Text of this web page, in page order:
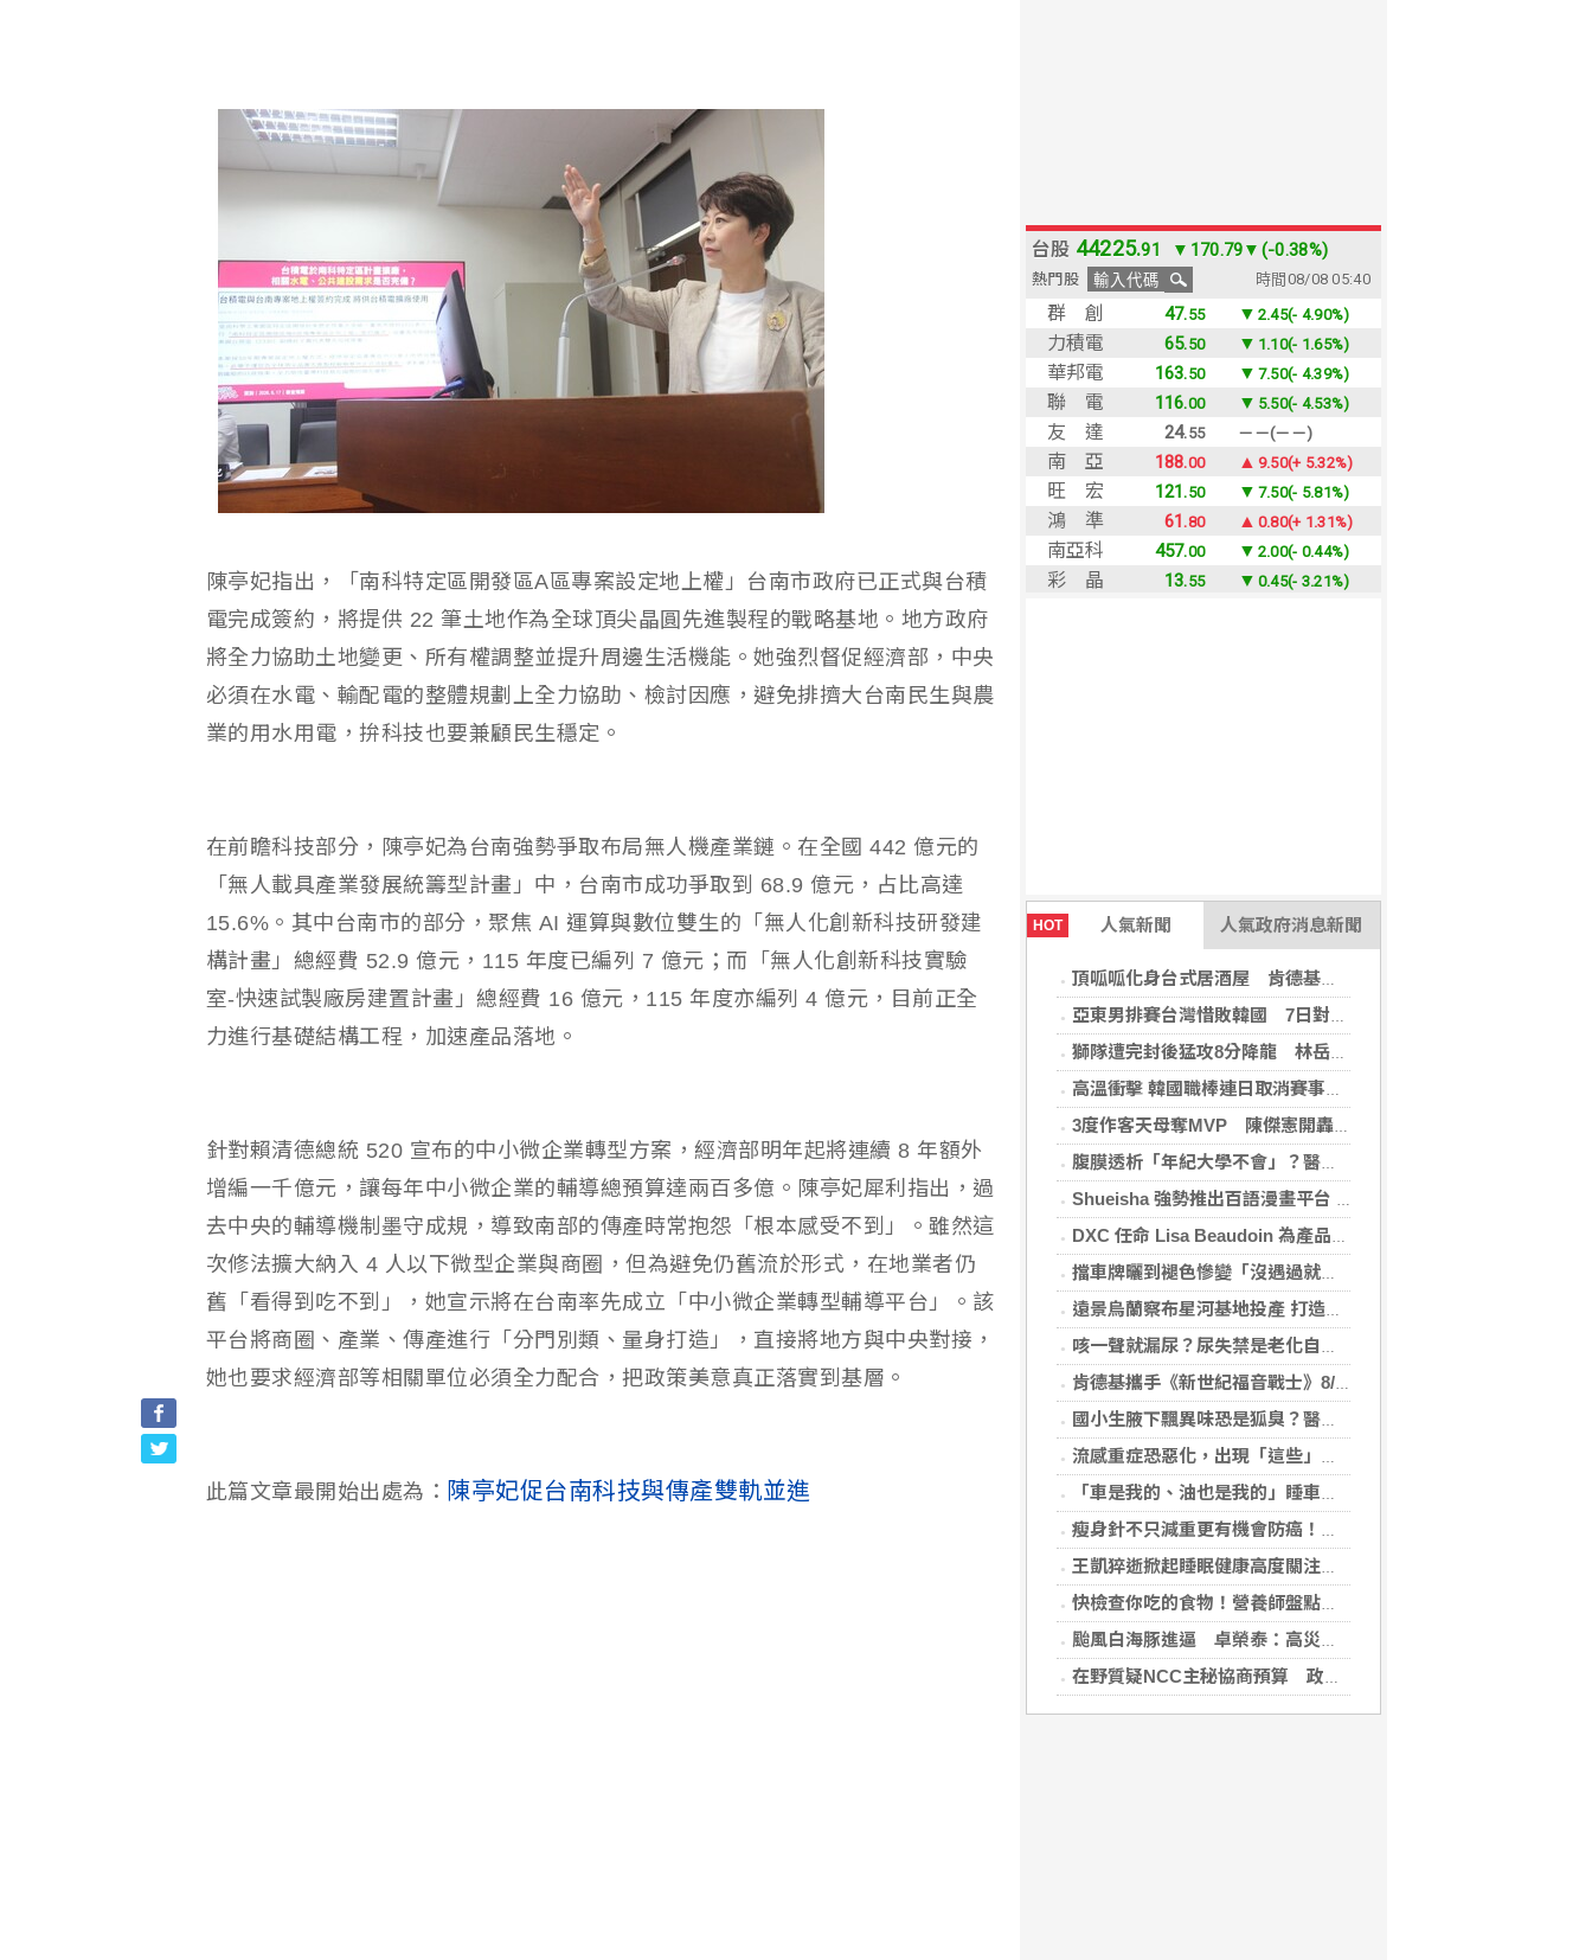
HOT 人氣新聞 人氣政府消息新聞
頂呱呱化身台式居酒屋 肯德基聯名EVA攻漫迷
亞東男排賽台灣惜敗韓國 7日對戰日本拚4強
獅隊遭完封後猛攻8分降龍 林岳平：總是要發揮
高溫衝擊 韓國職棒連日取消賽事、11日起晚間7時開打
3度作客天母奪MVP 陳傑憲開轟擊退雙殺心魔
腹膜透析「年紀大學不會」？醫：年齡並非限制 評估還要看3面向
Shueisha 強勢推出百語漫畫平台 MANGA MILLION 大舉進軍全球市場
DXC 任命 Lisa Beaudoin 為產品總監，以加速產品導向型增長
擋車牌曬到褪色慘變「沒遇過就好了」！崔始源親朝聖崩潰喊：記得常換照片
遠景烏蘭察布星河基地投產 打造吉瓦級AI基礎設施新模式
咳一聲就漏尿？尿失禁是老化自然現象？醫揭：不同尿失禁的治療方式
肯德基攜手《新世紀福音戰士》8/11霸脆覺醒 首度跨界台灣速食品牌！
國小生腋下飄異味恐是狐臭？醫：若伴青春期徵象應評估性早熟
流感重症恐惡化，出現「這些」症狀別再等！醫籲：別因非流感季就掉以輕心
「車是我的、油也是我的」睡車竟被收住宿費 官方一句話打臉飯店
瘦身針不只減重更有機會防癌！無糖尿病肥胖者使用GLP-1藥物 罹癌風險顯著下降
王凱猝逝掀起睡眠健康高度關注！醫籲：最危險的不是熬夜，而是「這個」錯覺
快檢查你吃的食物！營養師盤點「5大反式脂肪來源」跟你想的不同
颱風白海豚進逼 卓榮泰：高災害潛勢區加強預防性整備
在野質疑NCC主秘協商預算 政院：委員全出缺所致
陳亭妃指出，「南科特定區開發區A區專案設定地上權」台南市政府已正式與台積
電完成簽約，將提供 22 筆土地作為全球頂尖晶圓先進製程的戰略基地。地方政府
將全力協助土地變更、所有權調整並提升周邊生活機能。她強烈督促經濟部，中央
必須在水電、輸配電的整體規劃上全力協助、檢討因應，避免排擠大台南民生與農
業的用水用電，拚科技也要兼顧民生穩定。
在前瞻科技部分，陳亭妃為台南強勢爭取布局無人機產業鏈。在全國 442 億元的
「無人載具產業發展統籌型計畫」中，台南市成功爭取到 68.9 億元，占比高達
15.6%。其中台南市的部分，聚焦 AI 運算與數位雙生的「無人化創新科技研發建
構計畫」總經費 52.9 億元，115 年度已編列 7 億元；而「無人化創新科技實驗
室-快速試製廠房建置計畫」總經費 16 億元，115 年度亦編列 4 億元，目前正全
力進行基礎結構工程，加速產品落地。
針對賴清德總統 520 宣布的中小微企業轉型方案，經濟部明年起將連續 8 年額外
增編一千億元，讓每年中小微企業的輔導總預算達兩百多億。陳亭妃犀利指出，過
去中央的輔導機制墨守成規，導致南部的傳產時常抱怨「根本感受不到」。雖然這
次修法擴大納入 4 人以下微型企業與商圈，但為避免仍舊流於形式，在地業者仍
舊「看得到吃不到」，她宣示將在台南率先成立「中小微企業轉型輔導平台」。該
平台將商圈、產業、傳產進行「分門別類、量身打造」，直接將地方與中央對接，
她也要求經濟部等相關單位必須全力配合，把政策美意真正落實到基層。
此篇文章最開始出處為： 陳亭妃促台南科技與傳產雙軌並進